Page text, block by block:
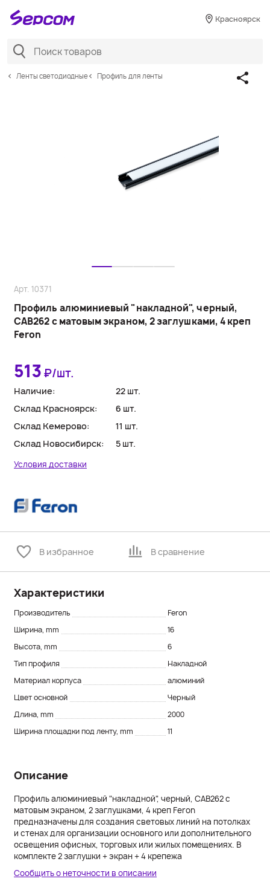
Красноярск
Ленты светодиодные Профиль для ленты
Профиль алюминиевый "накладной", черный,
CAB262 с матовым экраном, 2 заглушками, 4 креп
Feron
Арт. 10371
В избранное В сравнение
513₽/шт.
Наличие:
22 шт.
Склад Красноярск:
6 шт.
Склад Кемерово:
11 шт.
Склад Новосибирск:
5 шт.
Условия доставки
Описание
Профиль алюминиевый "накладной", черный, CAB262 с
матовым экраном, 2 заглушками, 4 креп Feron
предназначены для создания световых линий на потолках
и стенах для организации основного или дополнительного
освещения офисных, торговых или жилых помещениях. В
комплекте 2 заглушки + экран + 4 крепежа
Характеристики
Производитель
Feron
Ширина, mm
16
Высота, mm
6
Тип профиля
Накладной
Материал корпуса
алюминий
Цвет основной
Черный
Длина, mm
2000
Ширина площадки под ленту, mm
11
Сообщить о неточности в описании